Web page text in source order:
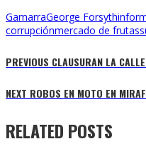
GamarraGeorge Forsyth
corrupciónmercado de frutas
PREVIOUS CLAUSURAN LA
NEXT ROBOS EN MOTO EN
RELATED POSTS